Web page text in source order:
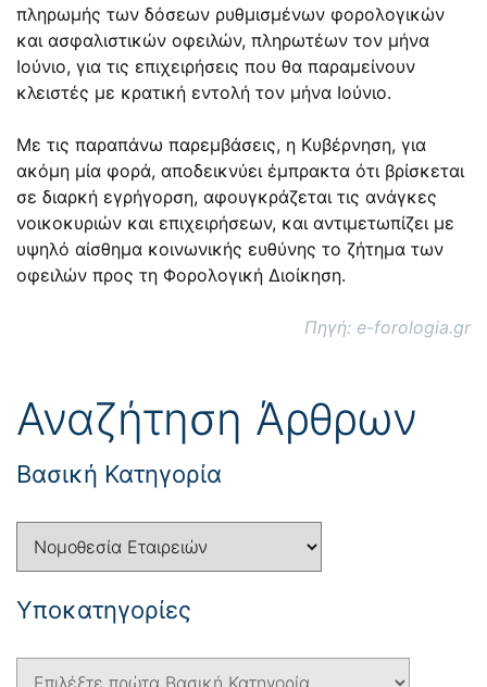
πληρωμής των δόσεων ρυθμισμένων φορολογικών
και ασφαλιστικών οφειλών, πληρωτέων τον μήνα
Ιούνιο, για τις επιχειρήσεις που θα παραμείνουν
κλειστές με κρατική εντολή τον μήνα Ιούνιο.
Με τις παραπάνω παρεμβάσεις, η Κυβέρνηση, για
ακόμη μία φορά, αποδεικνύει έμπρακτα ότι βρίσκεται
σε διαρκή εγρήγορση, αφουγκράζεται τις ανάγκες
νοικοκυριών και επιχειρήσεων, και αντιμετωπίζει με
υψηλό αίσθημα κοινωνικής ευθύνης το ζήτημα των
οφειλών προς τη Φορολογική Διοίκηση.
Πηγή: e-forologia.gr
Αναζήτηση Άρθρων
Βασική Κατηγορία
Yποκατηγορίες